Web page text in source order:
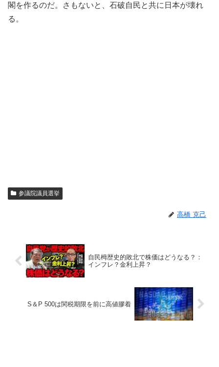
閣を作るのだ。さもないと、石破自民と共に日本が壊れ
る。
参議院議員選挙
高橋 克己
自民栂歴史的敗北で株価はどうなる？：
インフレ？金利上昇？
S＆P 500は関税期限を前に高値膠着